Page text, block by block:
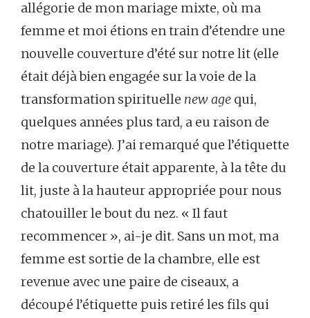
allégorie de mon mariage mixte, où ma
femme et moi étions en train d’étendre une
nouvelle couverture d’été sur notre lit (elle
était déjà bien engagée sur la voie de la
transformation spirituelle new age qui,
quelques années plus tard, a eu raison de
notre mariage). J’ai remarqué que l’étiquette
de la couverture était apparente, à la tête du
lit, juste à la hauteur appropriée pour nous
chatouiller le bout du nez. « Il faut
recommencer », ai-je dit. Sans un mot, ma
femme est sortie de la chambre, elle est
revenue avec une paire de ciseaux, a
découpé l’étiquette puis retiré les fils qui